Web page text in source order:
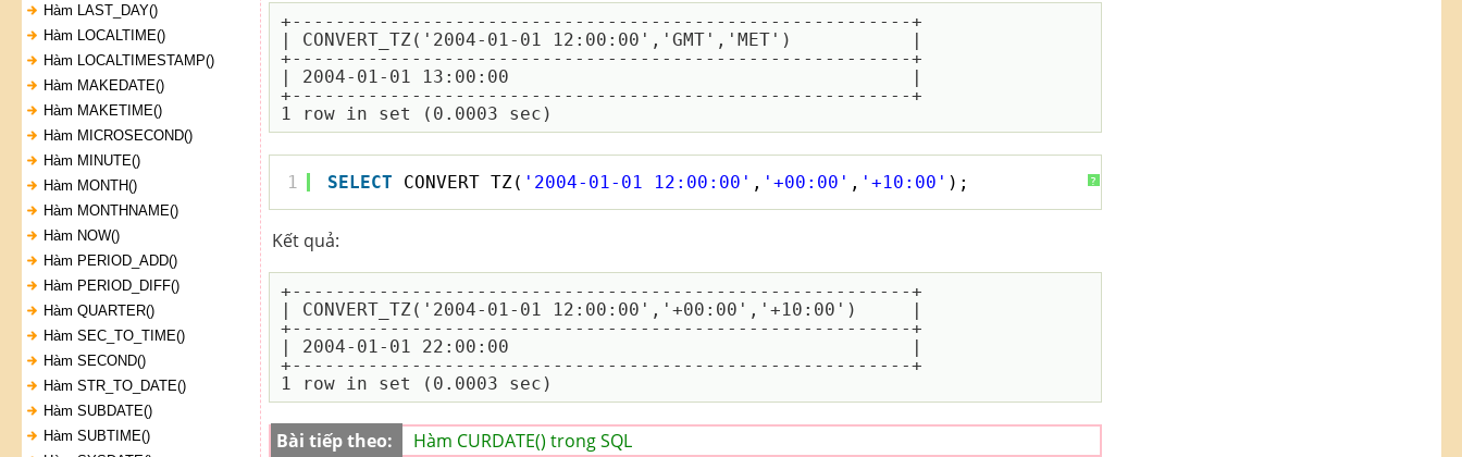
Hàm LAST_DAY()
Hàm LOCALTIME()
Hàm LOCALTIMESTAMP()
Hàm MAKEDATE()
Hàm MAKETIME()
Hàm MICROSECOND()
Hàm MINUTE()
Hàm MONTH()
Hàm MONTHNAME()
Hàm NOW()
Hàm PERIOD_ADD()
Hàm PERIOD_DIFF()
Hàm QUARTER()
Hàm SEC_TO_TIME()
Hàm SECOND()
Hàm STR_TO_DATE()
Hàm SUBDATE()
Hàm SUBTIME()
+---------------------------------------------------------+
| CONVERT_TZ('2004-01-01 12:00:00','GMT','MET')           |
+---------------------------------------------------------+
| 2004-01-01 13:00:00                                     |
+---------------------------------------------------------+
?
1 SELECT CONVERT_TZ( '2004-01-01 12:00:00' , '+00:00' , '+10:00' );
Kết quả:
+---------------------------------------------------------+
| CONVERT_TZ('2004-01-01 12:00:00','+00:00','+10:00')     |
+---------------------------------------------------------+
| 2004-01-01 22:00:00                                     |
+---------------------------------------------------------+
Bài tiếp theo: Hàm CURDATE() trong SQL